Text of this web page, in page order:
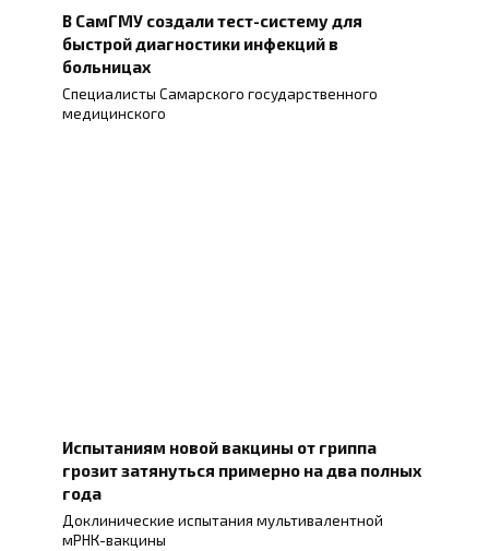
В СамГМУ создали тест-систему для
быстрой диагностики инфекций в
больницах
Специалисты Самарского государственного
медицинского
Испытаниям новой вакцины от гриппа
грозит затянуться примерно на два полных
года
Доклинические испытания мультивалентной
мРНК-вакцины